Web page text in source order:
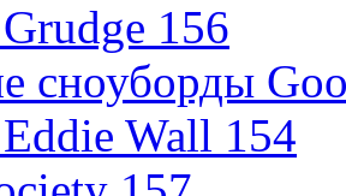
156
сноуборды
Wall 154